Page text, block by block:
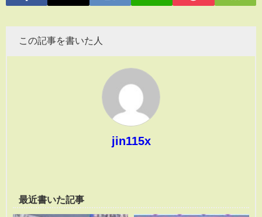
この記事を書いた人
jin115x
最近書いた記事